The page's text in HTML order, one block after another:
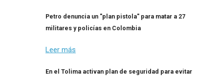
Petro denuncia un "plan pistola" para matar a 27
militares y policías en Colombia
Leer más
En el Tolima activan plan de seguridad para evitar